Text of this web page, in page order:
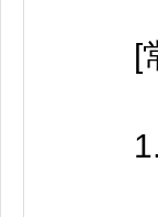
[常
1.